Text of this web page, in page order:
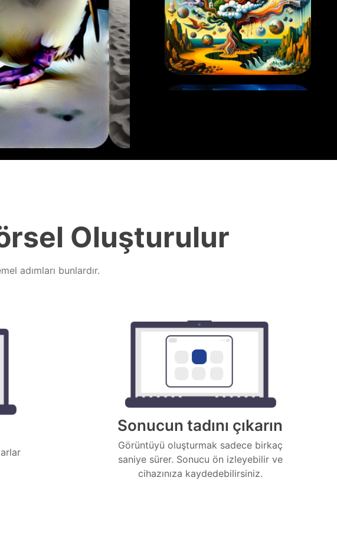
Oluşturulur
adımları bunlardır.
Sonucun tadını çıkarın
Görüntüyü oluşturmak sadece birkaç
saniye sürer. Sonucu ön izleyebilir ve
cihazınıza kaydedebilirsiniz.